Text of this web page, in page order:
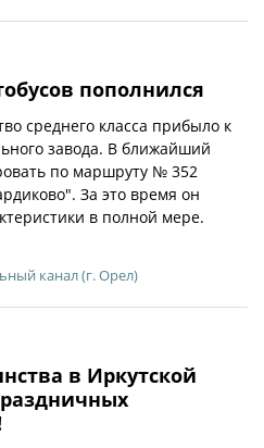
пополнился
среднего класса прибыло к
завода. В ближайший
по маршруту № 352
За это время он
в полной мере.
канал (г. Орел)
в Иркутской